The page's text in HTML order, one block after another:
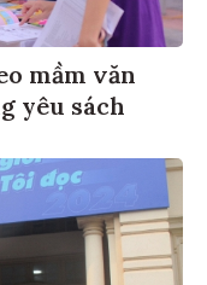
mầm văn
yêu sách